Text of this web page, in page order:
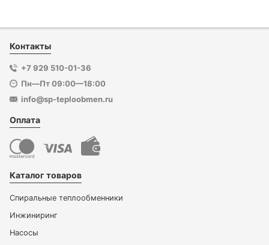
Контакты
+7 929 510-01-36
Пн—Пт 09:00—18:00
info@sp-teploobmen.ru
Оплата
Каталог товаров
Спиральные теплообменники
Инжиниринг
Насосы